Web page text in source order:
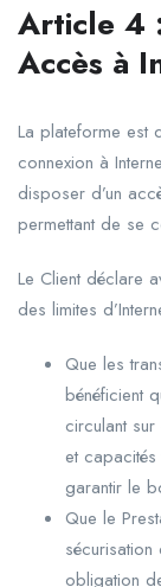
Article 4
Accès à
La plateforme est
connexion à
disposer d’un
permettant de se
Le Client déclare
des limites
Que les
bénéficient
circulant
et
garantir le
Que le
obligation